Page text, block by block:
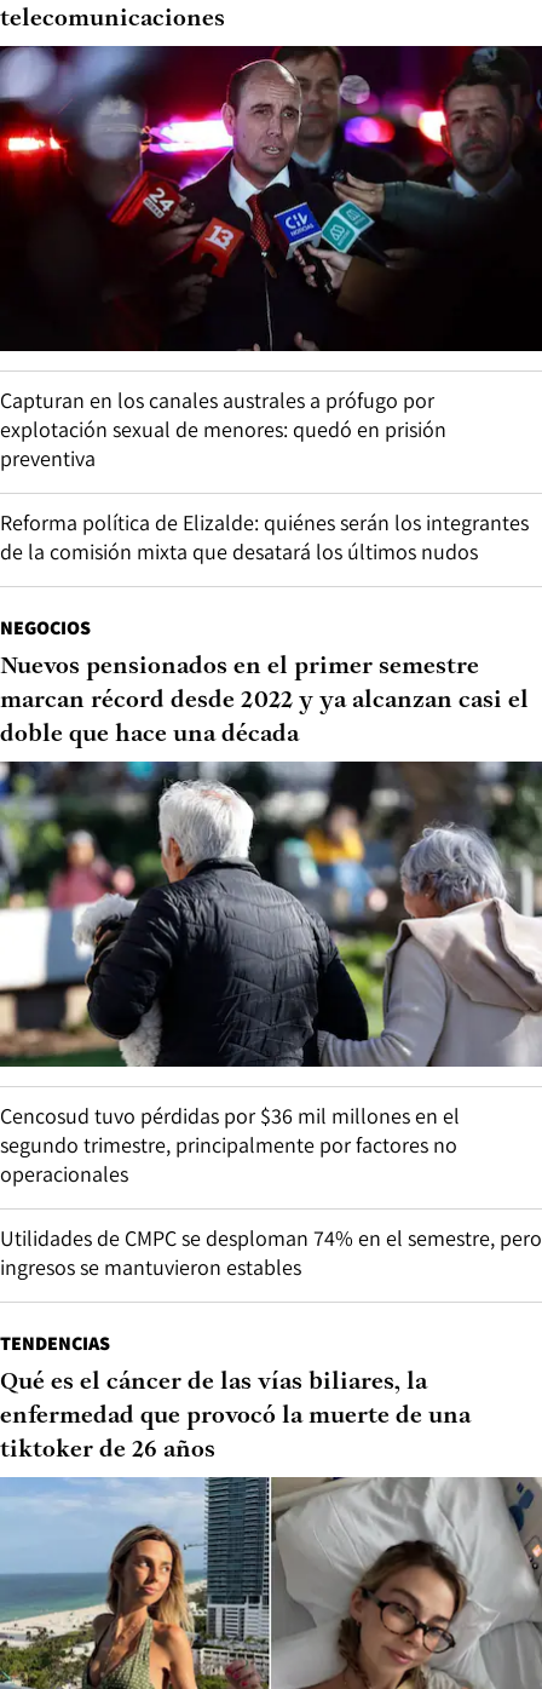
telecomunicaciones
Capturan en los canales australes a prófugo por
explotación sexual de menores: quedó en prisión
preventiva
Reforma política de Elizalde: quiénes serán los integrantes
de la comisión mixta que desatará los últimos nudos
NEGOCIOS
Nuevos pensionados en el primer semestre
marcan récord desde 2022 y ya alcanzan casi el
doble que hace una década
Cencosud tuvo pérdidas por $36 mil millones en el
segundo trimestre, principalmente por factores no
operacionales
Utilidades de CMPC se desploman 74% en el semestre, pero
ingresos se mantuvieron estables
TENDENCIAS
Qué es el cáncer de las vías biliares, la
enfermedad que provocó la muerte de una
tiktoker de 26 años